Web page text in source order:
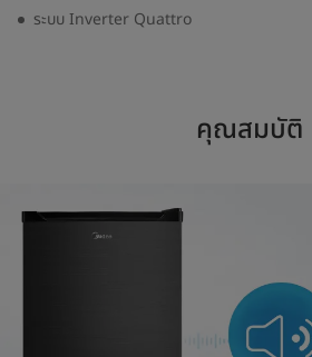
ระบบ Inverter Quattro
คุณสมบัติ